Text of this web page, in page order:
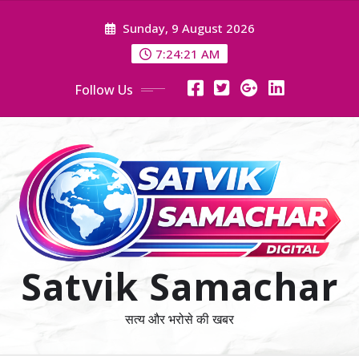
Sunday, 9 August 2026
7:24:22 AM
Follow Us
Satvik Samachar
सत्य और भरोसे की खबर